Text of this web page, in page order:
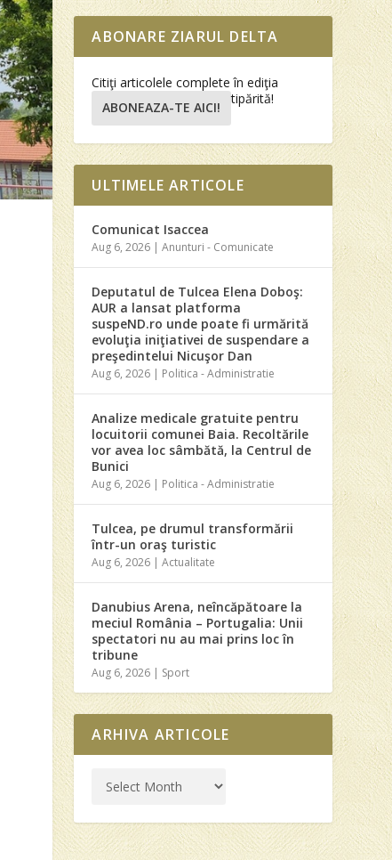
ABONARE ZIARUL DELTA
Citiţi articolele complete în ediţia
tipărită!
ABONEAZA-TE AICI!
ULTIMELE ARTICOLE
Comunicat Isaccea
Aug 6, 2026 |Anunturi - Comunicate
Deputatul de Tulcea Elena Doboş:
AUR a lansat platforma
suspeND.ro unde poate fi urmărită
evoluţia iniţiativei de suspendare a
preşedintelui Nicuşor Dan
Aug 6, 2026 | Politica - Administratie
Analize medicale gratuite pentru
locuitorii comunei Baia. Recoltările
vor avea loc sâmbătă, la Centrul de
Bunici
Aug 6, 2026 | Politica - Administratie
Tulcea, pe drumul transformării
într-un oraş turistic
Aug 6, 2026 |Actualitate
Danubius Arena, neîncăpătoare la
meciul România – Portugalia: Unii
spectatori nu au mai prins loc în
tribune
Aug 6, 2026 | Sport
ARHIVA ARTICOLE